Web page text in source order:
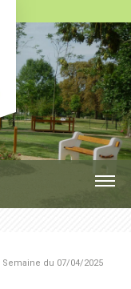
du 07/04/2025